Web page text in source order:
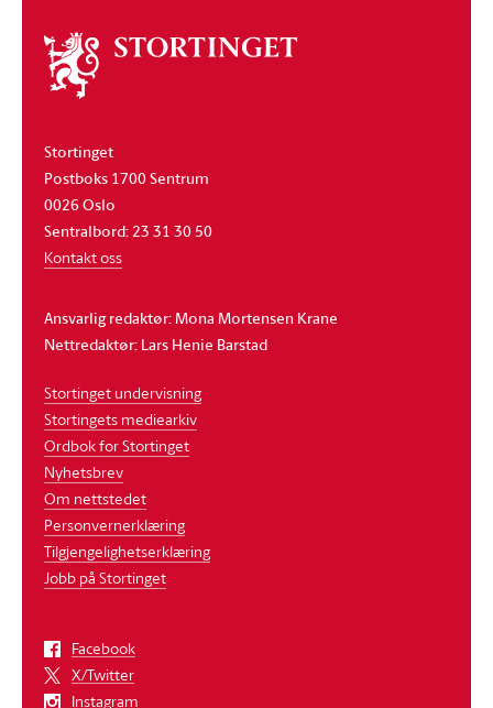
Om
stortinget
Stortinget
Postboks 1700 Sentrum
0026 Oslo
Sentralbord: 23 31 30 50
Kontakt oss
Ansvarlig redaktør: Mona Mortensen Krane
Nettredaktør: Lars Henie Barstad
Stortinget undervisning
Stortingets mediearkiv
Ordbok for Stortinget
Nyhetsbrev
Om nettstedet
Personvernerklæring
Tilgjengelighetserklæring
Jobb på Stortinget
Facebook
X/Twitter
Instagram